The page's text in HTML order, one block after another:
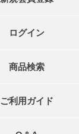
ログイン
商品検索
ご利用ガイド